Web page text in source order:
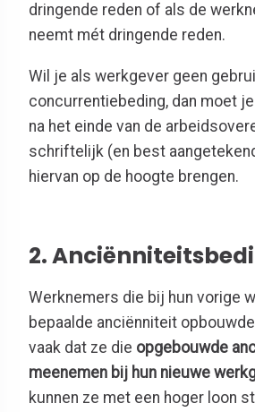
dringende reden of als de
neemt mét dringende reden.
Wil je als werkgever geen
concurrentiebeding, dan moet
na het einde van de
schriftelijk (en best
hiervan op de hoogte brengen.
2.
Werknemers die bij hun vorige
bepaalde anciënniteit
vaak dat ze die opgebouwde
meenemen bij hun nieuwe
kunnen ze met een hoger loon